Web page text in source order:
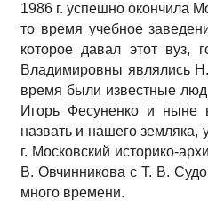
1986 г. успешно окончила
то время учебное
которое давал этот вуз,
Владимировны являлись
время были известные
Игорь Фесуненко и ныне
назвать и нашего
г. Московский историко-
В. Овчинникова с Т. В.
много времени.